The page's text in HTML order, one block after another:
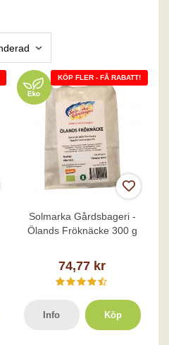
KÖP FLER - FÅ RABATT!
Solmarka Gårdsbageri -
Ölands Fröknäcke 300 g
74,77 kr
Info Köp